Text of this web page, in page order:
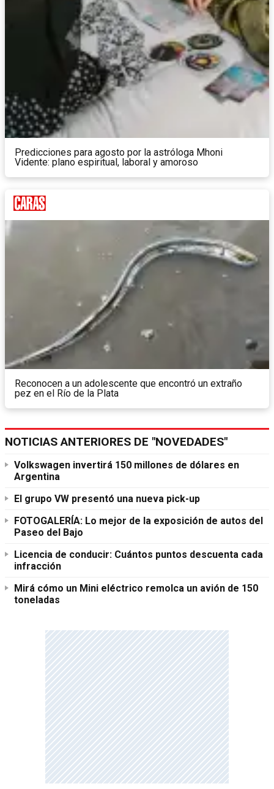
Predicciones para agosto por la astróloga Mhoni
Vidente: plano espiritual, laboral y amoroso
Reconocen a un adolescente que encontró un extraño
pez en el Río de la Plata
NOTICIAS ANTERIORES DE "NOVEDADES"
Volkswagen invertirá 150 millones de dólares en
Argentina
El grupo VW presentó una nueva pick-up
FOTOGALERÍA: Lo mejor de la exposición de autos del
Paseo del Bajo
Licencia de conducir: Cuántos puntos descuenta cada
infracción
Mirá cómo un Mini eléctrico remolca un avión de 150
toneladas